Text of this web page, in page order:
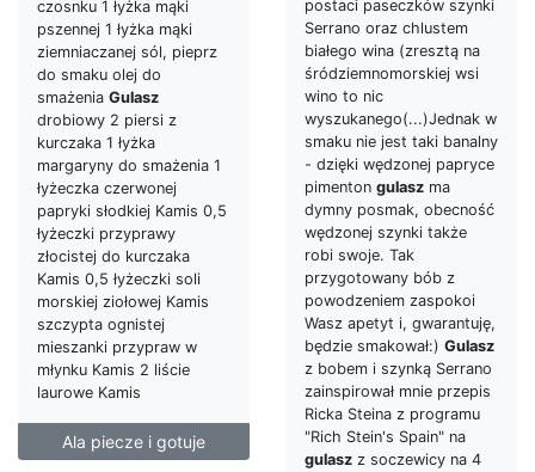
postaci paseczków szynki
Serrano oraz chlustem
białego wina (zresztą na
śródziemnomorskiej wsi
wino to nic
wyszukanego(...)Jednak w
smaku nie jest taki banalny
- dzięki wędzonej papryce
pimenton gulasz ma
dymny posmak, obecność
wędzonej szynki także
robi swoje. Tak
przygotowany bób z
powodzeniem zaspokoi
Wasz apetyt i, gwarantuję,
będzie smakował:) Gulasz
z bobem i szynką Serrano
zainspirował mnie przepis
Ricka Steina z programu
"Rich Stein's Spain" na
gulasz z soczewicy na 4
czosnku 1 łyżka mąki
pszennej 1 łyżka mąki
ziemniaczanej sól, pieprz
do smaku olej do
smażenia Gulasz
drobiowy 2 piersi z
kurczaka 1 łyżka
margaryny do smażenia 1
łyżeczka czerwonej
papryki słodkiej Kamis 0,5
łyżeczki przyprawy
złocistej do kurczaka
Kamis 0,5 łyżeczki soli
morskiej ziołowej Kamis
szczypta ognistej
mieszanki przypraw w
młynku Kamis 2 liście
laurowe Kamis
Ala piecze i gotuje